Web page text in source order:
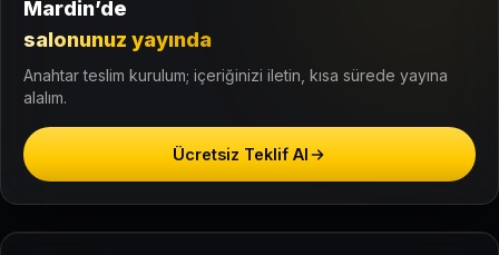
Mardin’de
salonunuz yayında
Anahtar teslim kurulum; içeriğinizi iletin, kısa sürede yayına
alalım.
Ücretsiz Teklif Al